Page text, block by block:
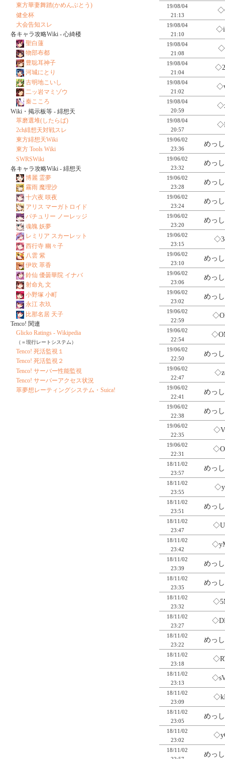
19/08/04
21:13
19/08/04
21:10
19/08/04
21:08
19/08/04
21:04
19/08/04
21:02
19/08/04
20:59
19/08/04
20:57
19/06/02
23:36
めっ
19/06/02
23:32
めっ
19/06/02
23:28
めっ
19/06/02
23:24
めっ
19/06/02
23:20
めっ
19/06/02
23:15
19/06/02
23:10
めっ
19/06/02
23:06
めっ
19/06/02
23:02
めっ
19/06/02
22:59
19/06/02
22:54
19/06/02
22:50
めっ
19/06/02
22:47
19/06/02
22:41
めっ
19/06/02
22:38
めっ
19/06/02
22:35
19/06/02
22:31
18/11/02
23:57
めっ
18/11/02
23:55
18/11/02
23:51
めっ
18/11/02
23:47
18/11/02
23:42
18/11/02
23:39
めっ
18/11/02
23:35
めっ
18/11/02
23:32
18/11/02
23:27
18/11/02
23:22
めっ
18/11/02
23:18
18/11/02
23:13
18/11/02
23:09
18/11/02
23:05
めっ
18/11/02
23:02
18/11/02
めっ
東方華妻舞踏(かめんぶとう)
健全杯
大会告知スレ
各キャラ攻略Wiki - 心綺楼
聖白蓮
物部布都
豊聡耳神子
河城にとり
古明地こいし
二ッ岩マミゾウ
秦こころ
Wiki・掲示板等 - 緋想天
萃磨選堆(したらば)
2ch緋想天対戦スレ
東方緋想天Wiki
東方 Tools Wiki
SWRSWiki
各キャラ攻略Wiki - 緋想天
博麗 霊夢
霧雨 魔理沙
十六夜 咲夜
アリス マーガトロイド
パチュリー ノーレッジ
魂魄 妖夢
レミリア スカーレット
西行寺 幽々子
八雲 紫
伊吹 萃香
鈴仙 優曇華院 イナバ
射命丸 文
小野塚 小町
永江 衣玖
比那名居 天子
Tenco! 関連
Glicko Ratings - Wikipedia
（＝現行レートシステム）
Tenco! 死活監視１
Tenco! 死活監視２
Tenco! サーバー性能監視
Tenco! サーバーアクセス状況
萃夢想レーティングシステム・Suica!